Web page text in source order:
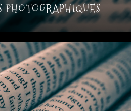
PHOTOGRAPHIQUES